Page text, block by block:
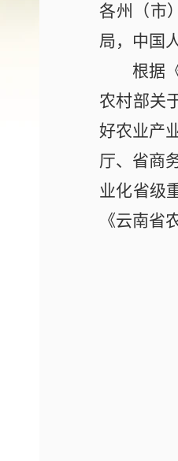
各州（市
局，中国
根据
农村部关
好农业产
厅、省商
业化省级
《云南省